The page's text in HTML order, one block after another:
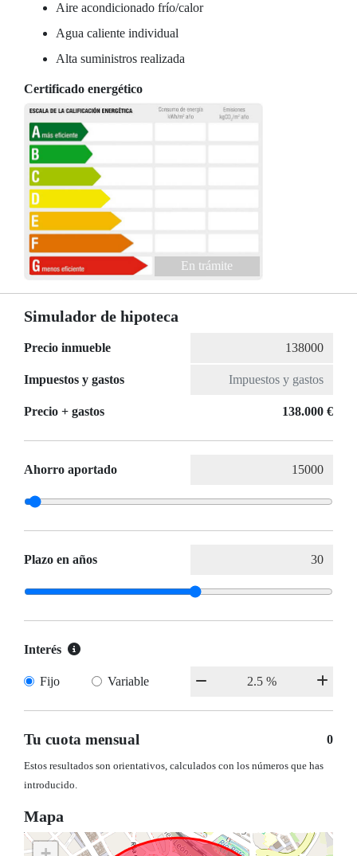
Aire acondicionado frío/calor
Agua caliente individual
Alta suministros realizada
Certificado energético
En trámite
Simulador de hipoteca
Precio inmueble
Impuestos y gastos
Precio + gastos 138.000 €
Ahorro aportado
Plazo en años
Interés
Fijo Variable
Tu cuota mensual 0
Estos resultados son orientativos, calculados con los números que has
introducido.
Mapa